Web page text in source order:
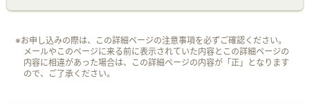
※お申し込みの際は、この詳細ページの注意事項を必ずご確認ください。
メールやこのページに来る前に表示されていた内容とこの詳細ページの
内容に相違があった場合は、この詳細ページの内容が「正」となります
ので、ご了承ください。